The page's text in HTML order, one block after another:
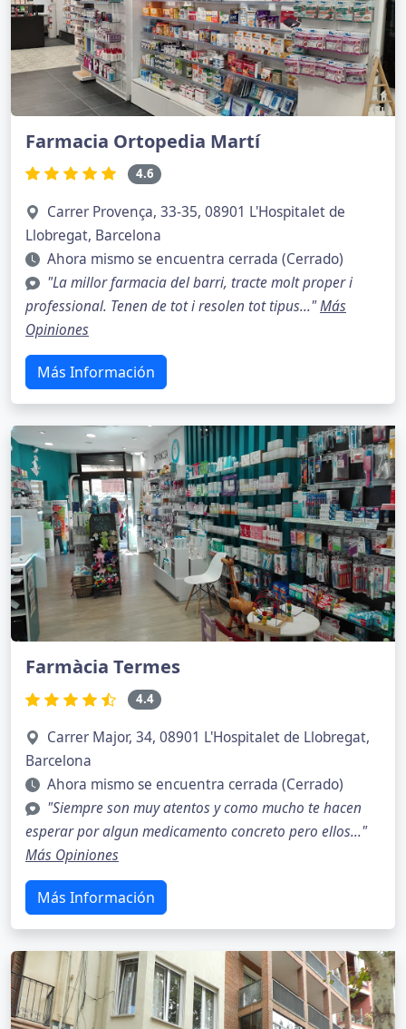
Farmacia Ortopedia Martí
4.6
Carrer Provença, 33-35, 08901 L'Hospitalet de
Llobregat, Barcelona
Ahora mismo se encuentra cerrada (Cerrado)
"La millor farmacia del barri, tracte molt proper i
professional. Tenen de tot i resolen tot tipus..."Más
Opiniones
Más Información
Farmàcia Termes
4.4
Carrer Major, 34, 08901 L'Hospitalet de Llobregat,
Barcelona
Ahora mismo se encuentra cerrada (Cerrado)
"Siempre son muy atentos y como mucho te hacen
esperar por algun medicamento concreto pero ellos..."
Más Opiniones
Más Información